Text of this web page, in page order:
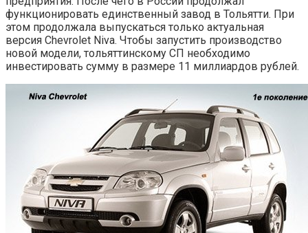
функционировать единственный завод в Тольятти. При
этом продолжала выпускаться только актуальная
версия Chevrolet Niva. Чтобы запустить производство
новой модели, тольяттинскому СП необходимо
инвестировать сумму в размере 11 миллиардов рублей.